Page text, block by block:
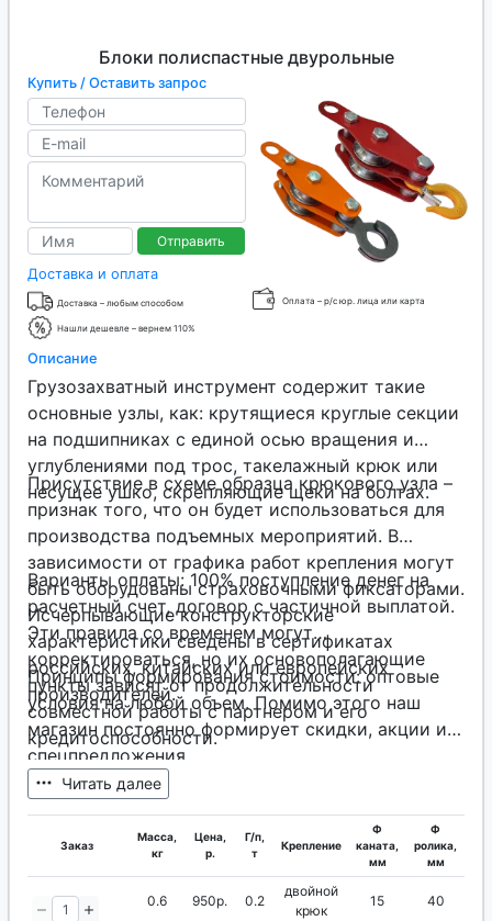
Блоки полиспастные двурольные
Купить / Оставить запрос
Отправить
Доставка и оплата
Доставка – любым способом Оплата – р/с юр. лица или карта
Нашли дешевле – вернем 110%
Описание
Грузозахватный инструмент содержит такие
основные узлы, как: крутящиеся круглые секции
на подшипниках с единой осью вращения и
углублениями под трос, такелажный крюк или
несущее ушко, скрепляющие щеки на болтах.
Присутствие в схеме образца крюкового узла –
признак того, что он будет использоваться для
производства подъемных мероприятий. В
зависимости от графика работ крепления могут
быть оборудованы страховочными фиксаторами.
Исчерпывающие конструкторские
характеристики сведены в сертификатах
российских, китайских или европейских
производителей.
Варианты оплаты: 100% поступление денег на
расчетный счет, договор с частичной выплатой.
Эти правила со временем могут
корректироваться, но их основополагающие
пункты зависят от продолжительности
совместной работы с партнером и его
кредитоспособности.
Принципы формирования стоимости: оптовые
условия на любой объем. Помимо этого наш
магазин постоянно формирует скидки, акции и
спецпредложения.
Читать далее
Заказ
Масса,
кг
Цена,
р.
Г/п,
т
Крепление
Ф
каната,
мм
Ф
ролика,
мм
0.6 950р. 0.2
двойной
крюк
15 40